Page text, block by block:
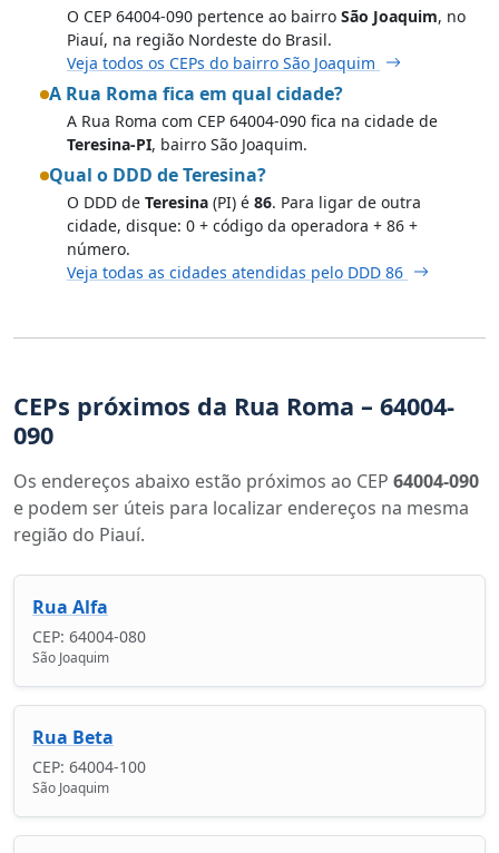
O CEP 64004-090 pertence ao bairro São Joaquim, no
Piauí, na região Nordeste do Brasil.
Veja todos os CEPs do bairro São Joaquim
A Rua Roma fica em qual cidade?
A Rua Roma com CEP 64004-090 fica na cidade de
Teresina-PI, bairro São Joaquim.
Qual o DDD de Teresina?
O DDD de Teresina (PI) é 86. Para ligar de outra
cidade, disque: 0 + código da operadora + 86 +
número.
Veja todas as cidades atendidas pelo DDD 86
CEPs próximos da Rua Roma – 64004-
090
Os endereços abaixo estão próximos ao CEP 64004-090
e podem ser úteis para localizar endereços na mesma
região do Piauí.
Rua Alfa
CEP: 64004-080
São Joaquim
Rua Beta
CEP: 64004-100
São Joaquim